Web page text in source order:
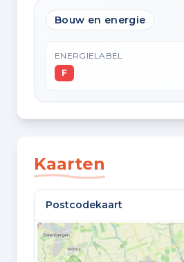
Bouw en energie
ENERGIELABEL
F
Kaarten
Postcodekaart